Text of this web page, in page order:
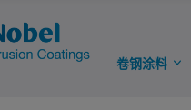
卷钢涂料